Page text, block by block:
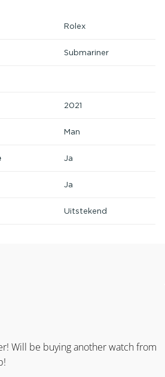
Rolex
Submariner
2021
Man
Ja
Ja
Uitstekend
Will be buying another watch from